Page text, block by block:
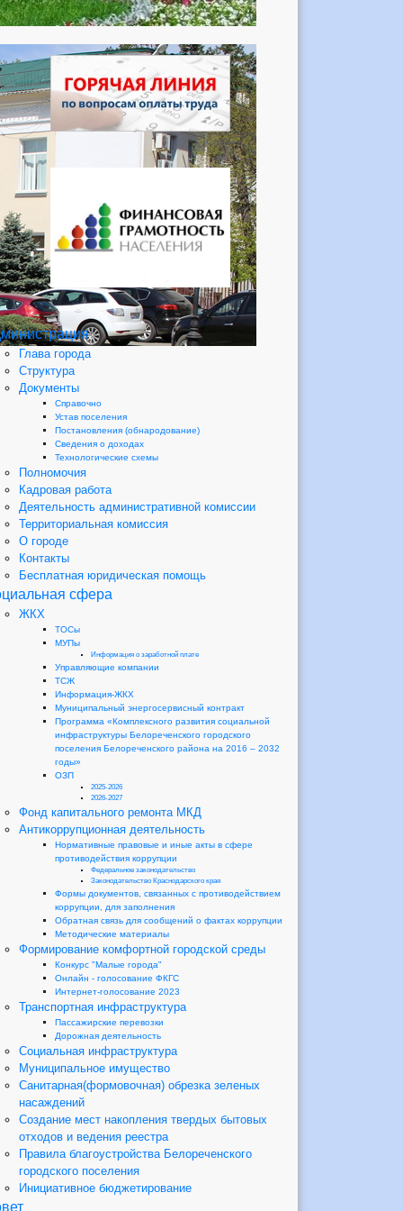
Глава города
Структура
Документы
Справочно
Устав поселения
Постановления (обнародование)
Сведения о доходах
Технологические схемы
Полномочия
Кадровая работа
Деятельность административной комиссии
Территориальная комиссия
О городе
Контакты
Бесплатная юридическая помощь
сфера
ЖКХ
ТОСы
МУПы
Информация о заработной плате
Управляющие компании
ТСЖ
Информация-ЖКХ
Муниципальный энергосервисный контракт
Программа «Комплексного развития социальной
инфраструктуры Белореченского городского
поселения Белореченского района на 2016 – 2032
годы»
ОЗП
2025-2026
2026-2027
Фонд капитального ремонта МКД
Антикоррупционная деятельность
Нормативные правовые и иные акты в сфере
противодействия коррупции
Федеральное законодательство
Законодательство Краснодарского края
Формы документов, связанных с противодействием
коррупции, для заполнения
Обратная связь для сообщений о фактах коррупции
Методические материалы
Формирование комфортной городской среды
Конкурс "Малые города"
Онлайн - голосование ФКГС
Интернет-голосование 2023
Транспортная инфраструктура
Пассажирские перевозки
Дорожная деятельность
Социальная инфраструктура
Муниципальное имущество
Санитарная(формовочная) обрезка зеленых
насаждений
Создание мест накопления твердых бытовых
отходов и ведения реестра
Правила благоустройства Белореченского
городского поселения
Инициативное бюджетирование